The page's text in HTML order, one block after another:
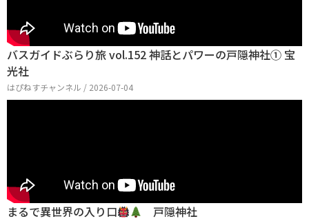
バスガイドぶらり旅 vol.152 神話とパワーの戸隠神社① 宝
光社
はぴねすチャンネル / 2026-07-04
まるで異世界の入り口 戸隠神社